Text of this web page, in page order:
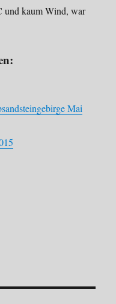
und kaum Wind, war
Mai